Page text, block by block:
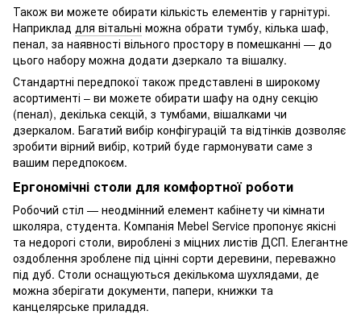
Також ви можете обирати кількість елементів у гарнітурі.
Наприклад для вітальні можна обрати тумбу, кілька шаф,
пенал, за наявності вільного простору в помешканні — до
цього набору можна додати дзеркало та вішалку.
Стандартні передпокої також представлені в широкому
асортименті – ви можете обирати шафу на одну секцію
(пенал), декілька секцій, з тумбами, вішалками чи
дзеркалом. Багатий вибір конфігурацій та відтінків дозволяє
зробити вірний вибір, котрий буде гармонувати саме з
вашим передпокоєм.
Ергономічні столи для комфортної роботи
Робочий стіл — неодмінний елемент кабінету чи кімнати
школяра, студента. Компанія Mebel Service пропонує якісні
та недорогі столи, вироблені з міцних листів ДСП. Елегантне
оздоблення зроблене під цінні сорти деревини, переважно
під дуб. Столи оснащуються декількома шухлядами, де
можна зберігати документи, папери, книжки та
канцелярське приладдя.